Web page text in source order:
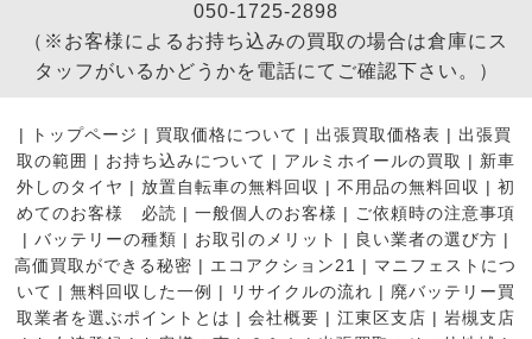
050-1725-2898
（※お客様によるお持ち込みの買取の場合は倉庫にス
タッフがいるかどうかを電話にてご確認下さい。）
| トップページ | 買取価格について | 出張買取価格表 | 出張買
取の範囲 | お持ち込みについて | アルミホイールの買取 | 新車
外しのタイヤ | 放置自転車の無料回収 | 不用品の無料回収 | 初
めてのお客様 必読 | 一般個人のお客様 | ご依頼時の注意事項
| バッテリーの種類 | お取引のメリット | 良い業者の選び方 |
高価買取ができる秘密 | エコアクション21 | マニフェストにつ
いて | 無料回収した一例 | リサイクルの流れ | 廃バッテリー買
取業者を選ぶポイントとは | 会社概要 | 江東区支店 | 岩槻支店